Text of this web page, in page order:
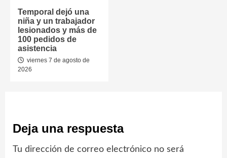
Temporal dejó una
niña y un trabajador
lesionados y más de
100 pedidos de
asistencia
viernes 7 de agosto de
2026
Deja una respuesta
Tu dirección de correo electrónico no será